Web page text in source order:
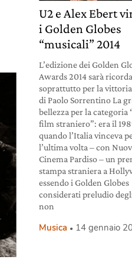
U2 e Alex Ebert
i Golden Globes
“musicali” 2014
L’edizione dei Golden
Awards 2014 sarà
soprattutto per la
di Paolo Sorrentino La
bellezza per la
film straniero”: era il
quando l’Italia vinceva
l’ultima volta – con
Cinema Pardiso – un
stampa straniera a
essendo i Golden Globes
considerati preludio
non
Musica 14 gennaio